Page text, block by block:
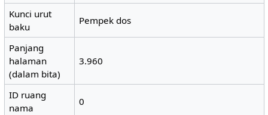
Kunci urut
baku
Pempek dos
Panjang
halaman
(dalam bita)
3.960
ID ruang
nama
0